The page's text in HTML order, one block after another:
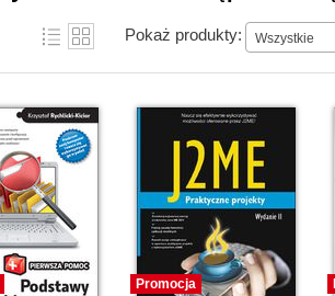
Pokaż produkty: Wszystkie
Promocja